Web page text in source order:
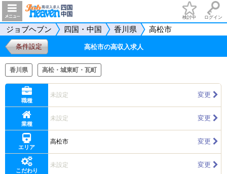
検討中 ログイン
ジョブヘブン 四国・中国 香川県 高松市
条件設定 高松市の高収入求人
香川県 高松・城東町・瓦町
職種
未設定 変更
業種
未設定 変更
エリア
高松市 変更
こだわり
未設定 変更